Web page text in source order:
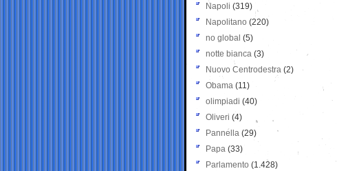
Napoli (319)
Napolitano (220)
no global (5)
notte bianca (3)
Nuovo Centrodestra (2)
Obama (11)
olimpiadi (40)
Oliveri (4)
Pannella (29)
Papa (33)
Parlamento (1.428)